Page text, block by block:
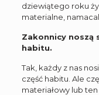
dziewiątego roku
materialne,
Zakonnicy noszą
habitu.
Tak, każdy z nas
część habitu. Ale
materiałowy lub